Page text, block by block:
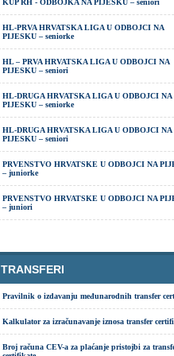
KUP RH - ODBOJKA NA PIJESKU – seniori
HL-PRVA HRVATSKA LIGA U ODBOJCI NA
PIJESKU – seniorke
HL – PRVA HRVATSKA LIGA U ODBOJCI NA
PIJESKU – seniori
HL-DRUGA HRVATSKA LIGA U ODBOJCI NA
PIJESKU – seniorke
HL-DRUGA HRVATSKA LIGA U ODBOJCI NA
PIJESKU – seniori
PRVENSTVO HRVATSKE U ODBOJCI NA
– juniorke
PRVENSTVO HRVATSKE U ODBOJCI NA
– juniori
TRANSFERI
Pravilnik o izdavanju međunarodnih transfer
Kalkulator za izračunavanje iznosa transfer
Broj računa CEV-a za plaćanje pristojbi za